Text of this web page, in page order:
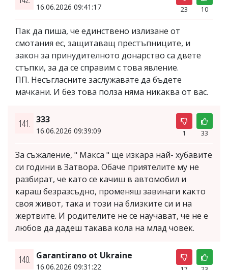
16.06.2026 09:41:17 23 10
Пак да пиша, че единствено излизане от
смотания ес, защитаващ престъпниците, и
закон за принудителното донарство са двете
стъпки, за да се справим с това явление.
ПП. Несъгласните заслужавате да бъдете
мачкани. И без това полза няма никаква от вас.
141. 333
16.06.2026 09:39:09 1 33
За съжаление, " Макса " ще изкара най- хубавите
си години в Затвора. Обаче приятелите му не
разбират, че като се качиш в автомобил и
караш безразсъдно, променяш завинаги както
своя живот, така и този на близките си и на
жертвите. И родителите не се научават, че не е
любов да дадеш такава кола на млад човек.
140. Garantirano ot Ukraine
16.06.2026 09:31:22